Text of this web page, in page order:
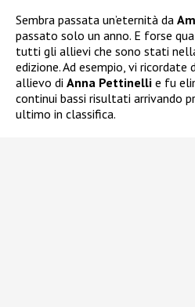
Sembra passata un’eternità da
passato solo un anno. E forse
tutti gli allievi che sono stati
edizione. Ad esempio, vi ricordate
allievo di Anna Pettinelli e fu
continui bassi risultati arrivando
ultimo in classifica.